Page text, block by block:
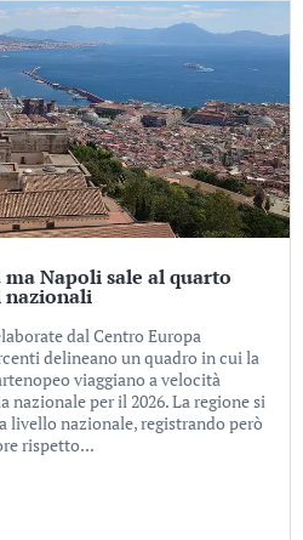
Napoli sale al quarto
nazionali
dal Centro Europa
delineano un quadro in cui la
viaggiano a velocità
per il 2026. La regione si
livello nazionale, registrando però
rispetto...